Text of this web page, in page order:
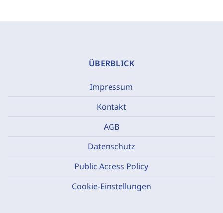
ÜBERBLICK
Impressum
Kontakt
AGB
Datenschutz
Public Access Policy
Cookie-Einstellungen